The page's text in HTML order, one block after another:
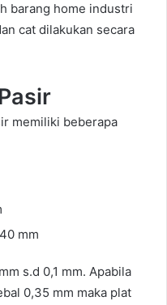
barang home industri
cat dilakukan secara
memiliki beberapa
mm
s.d 0,1 mm. Apabila
0,35 mm maka plat